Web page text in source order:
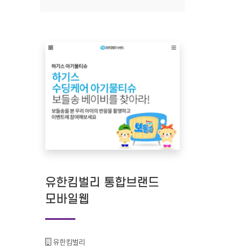
유한킴벌리 통합브랜드
모바일웹
기관명 :
유한킴벌리